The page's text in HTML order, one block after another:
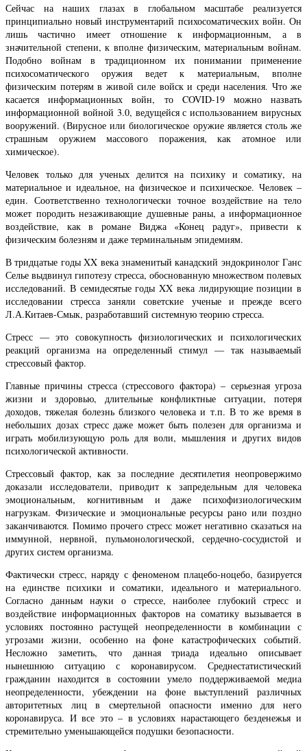
Сейчас на наших глазах в глобальном масштабе реализуется
принципиально новый инструментарий психосоматических войн. Он
лишь частично имеет отношение к информационным, а в
значительной степени, к вполне физическим, материальным войнам.
Подобно войнам в традиционном их понимании применение
психосоматического оружия ведет к материальным, вполне
физическим потерям в живой силе войск и среди населения. Что же
касается информационных войн, то COVID-19 можно назвать
информационной войной 3.0, ведущейся с использованием вирусных
вооружений. (Вирусное или биологическое оружие является столь же
страшным оружием массового поражения, как атомное или
химическое).
Человек только для ученых делится на психику и соматику, на
материальное и идеальное, на физическое и психическое. Человек –
един. Соответственно технологически точное воздействие на тело
может породить незаживающие душевные раны, а информационное
воздействие, как в романе Виджа «Конец радуг», привести к
физическим болезням и даже терминальным эпидемиям.
В тридцатые годы XX века знаменитый канадский эндокринолог Ганс
Селье выдвинул гипотезу стресса, обоснованную множеством полевых
исследований. В семидесятые годы XX века лидирующие позиции в
исследовании стресса заняли советские ученые и прежде всего
Л.А.Китаев-Смык, разработавший системную теорию стресса.
Стресс — это совокупность физиологических и психологических
реакций организма на определенный стимул — так называемый
стрессовый фактор.
Главные причины стресса (стрессового фактора) – серьезная угроза
жизни и здоровью, длительные конфликтные ситуации, потеря
доходов, тяжелая болезнь близкого человека и т.п. В то же время в
небольших дозах стресс даже может быть полезен для организма и
играть мобилизующую роль для воли, мышления и других видов
психологической активности.
Стрессовый фактор, как за последние десятилетия неопровержимо
доказали исследователи, приводит к запредельным для человека
эмоциональным, когнитивным и даже психофизиологическим
нагрузкам. Физические и эмоциональные ресурсы рано или поздно
заканчиваются. Помимо прочего стресс может негативно сказаться на
иммунной, нервной, пульмонологической, сердечно-сосудистой и
других систем организма.
Фактически стресс, наряду с феноменом плацебо-ноцебо, базируется
на единстве психики и соматики, идеального и материального.
Согласно данным науки о стрессе, наиболее глубокий стресс и
воздействие информационных факторов на соматику вызывается в
условиях постоянно растущей неопределенности в комбинации с
угрозами жизни, особенно на фоне катастрофических событий.
Несложно заметить, что данная триада идеально описывает
нынешнюю ситуацию с коронавирусом. Среднестатистический
гражданин находится в состоянии умело поддерживаемой медиа
неопределенности, убеждении на фоне выступлений различных
авторитетных лиц в смертельной опасности именно для него
коронавируса. И все это – в условиях нарастающего безденежья и
стремительно уменьшающейся подушки безопасности.